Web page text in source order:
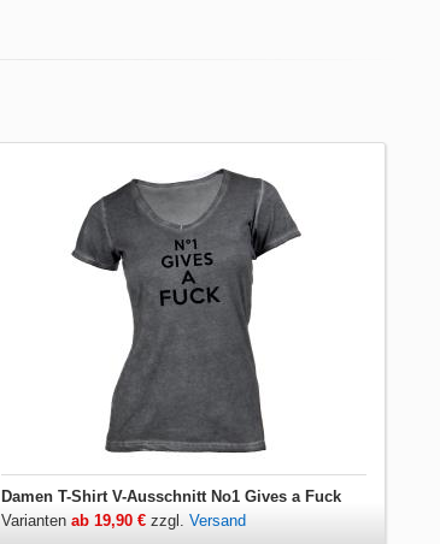
Damen T-Shirt V-Ausschnitt No1 Gives a Fuck
Variantenab 19,90 € zzgl.Versand